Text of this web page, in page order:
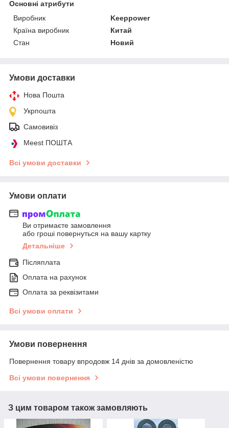
Основні атрибути
Виробник
Keeppower
Країна виробник
Китай
Стан
Новий
Умови доставки
Нова Пошта
Укрпошта
Самовивіз
Meest ПОШТА
Всі умови доставки
Умови оплати
Ви отримаєте замовлення
або гроші повернуться на вашу картку
Детальніше
Післяплата
Оплата на рахунок
Оплата за реквізитами
Всі умови оплати
Умови повернення
Повернення товару впродовж 14 днів за домовленістю
Всі умови повернення
З цим товаром також замовляють